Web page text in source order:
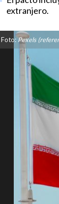
extranjero.
Foto:Pexels